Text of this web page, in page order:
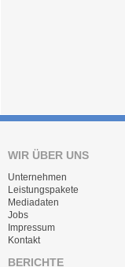
WIR ÜBER UNS
Unternehmen
Leistungspakete
Mediadaten
Jobs
Impressum
Kontakt
BERICHTE